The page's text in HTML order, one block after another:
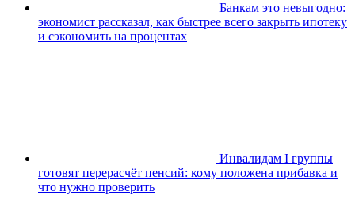
Банкам это невыгодно:
экономист рассказал, как быстрее всего закрыть ипотеку
и сэкономить на процентах
Инвалидам I группы
готовят перерасчёт пенсий: кому положена прибавка и
что нужно проверить